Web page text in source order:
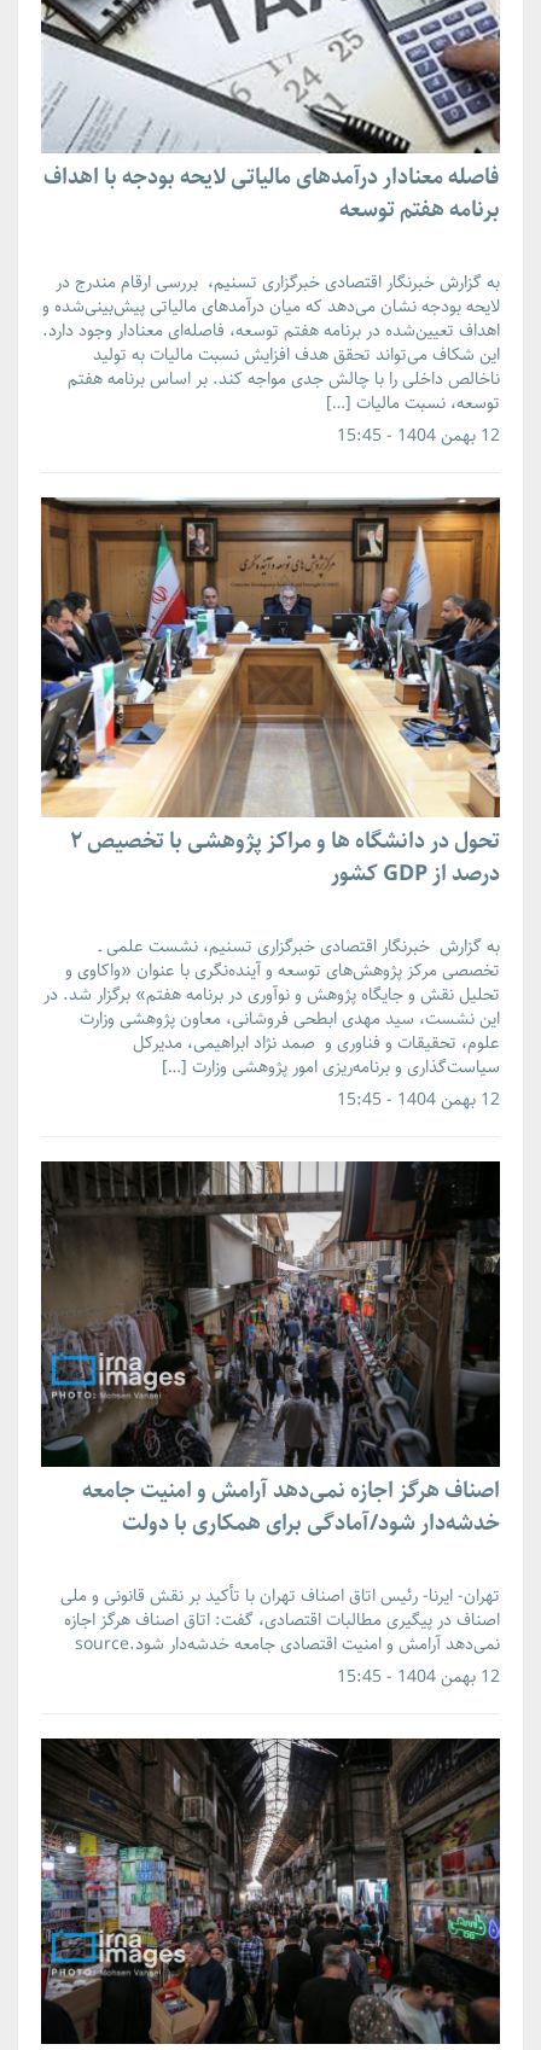
فاصله معنادار درآمدهای مالیاتی لایحه بودجه با اهداف
برنامه هفتم توسعه
به گزارش خبرنگار اقتصادی خبرگزاری تسنیم، بررسی ارقام مندرج در
لایحه بودجه نشان می‌دهد که میان درآمدهای مالیاتی پیش‌بینی‌شده و
اهداف تعیین‌شده در برنامه هفتم توسعه، فاصله‌ای معنادار وجود دارد.
این شکاف می‌تواند تحقق هدف افزایش نسبت مالیات به تولید
ناخالص داخلی را با چالش جدی مواجه کند. بر اساس برنامه هفتم
توسعه، نسبت مالیات […]
12 بهمن 1404 - 15:45
تحول در دانشگاه ها و مراکز پژوهشی با تخصیص ۲
درصد از GDP کشور
به گزارش خبرنگار اقتصادی خبرگزاری تسنیم، نشست علمی ـ
تخصصی مرکز پژوهش‌های توسعه و آینده‌نگری با عنوان «واکاوی و
تحلیل نقش و جایگاه پژوهش و نوآوری در برنامه هفتم» برگزار شد. در
این نشست، سید مهدی ابطحی فروشانی، معاون پژوهشی وزارت
علوم، تحقیقات و فناوری و صمد نژاد ابراهیمی، مدیرکل
سیاست‌گذاری و برنامه‌ریزی امور پژوهشی وزارت […]
12 بهمن 1404 - 15:45
اصناف هرگز اجازه نمی‌دهد آرامش و امنیت جامعه
خدشه‌دار شود/آمادگی برای همکاری با دولت
تهران- ایرنا- رئیس اتاق اصناف تهران با تأکید بر نقش قانونی و ملی
اصناف در پیگیری مطالبات اقتصادی، گفت: اتاق اصناف هرگز اجازه
نمی‌دهد آرامش و امنیت اقتصادی جامعه خدشه‌دار شود.source
12 بهمن 1404 - 15:45